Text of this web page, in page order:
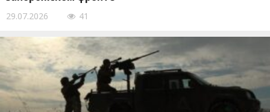
29.07.2026 41